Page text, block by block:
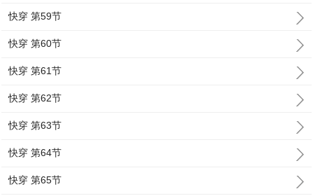
快穿 第59节
快穿 第60节
快穿 第61节
快穿 第62节
快穿 第63节
快穿 第64节
快穿 第65节